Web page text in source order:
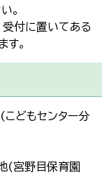
。
受付に置いてある
す。
どもセンター分
(宮野目保育園